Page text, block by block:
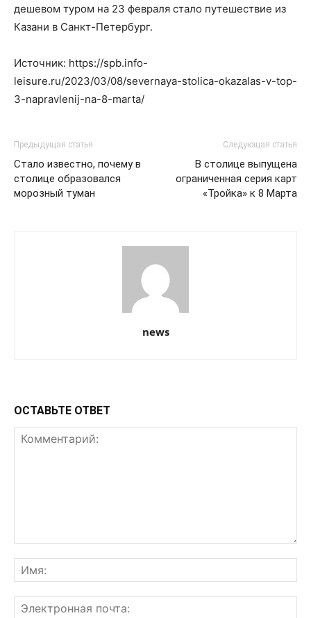
дешевом туром на 23 февраля стало путешествие из
Казани в Санкт-Петербург.
Источник: https://spb.info-
leisure.ru/2023/03/08/severnaya-stolica-okazalas-v-top-
3-napravlenij-na-8-marta/
Предыдущая статья
Стало известно, почему в
столице образовался
морозный туман
Следующая статья
В столице выпущена
ограниченная серия карт
«Тройка» к 8 Марта
news
ОСТАВЬТЕ ОТВЕТ